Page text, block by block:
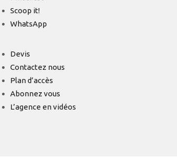
Scoop it!
WhatsApp
Devis
Contactez nous
Plan d’accès
Abonnez vous
L’agence en vidéos